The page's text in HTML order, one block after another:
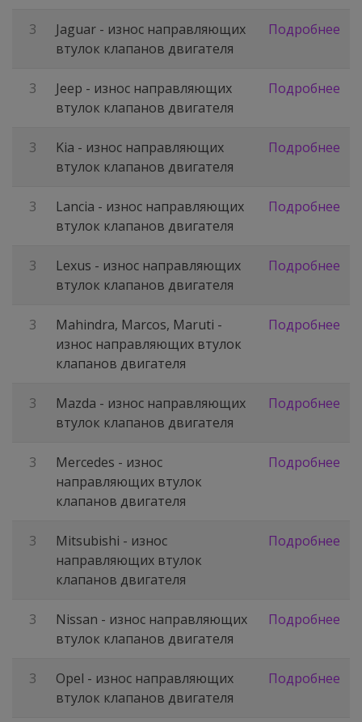
3
Jaguar - износ направляющих
втулок клапанов двигателя
Подробнее
3
Jeep - износ направляющих
втулок клапанов двигателя
Подробнее
3
Kia - износ направляющих
втулок клапанов двигателя
Подробнее
3
Lancia - износ направляющих
втулок клапанов двигателя
Подробнее
3
Lexus - износ направляющих
втулок клапанов двигателя
Подробнее
3
Mahindra, Marcos, Maruti -
износ направляющих втулок
клапанов двигателя
Подробнее
3
Mazda - износ направляющих
втулок клапанов двигателя
Подробнее
3
Mercedes - износ
направляющих втулок
клапанов двигателя
Подробнее
3
Mitsubishi - износ
направляющих втулок
клапанов двигателя
Подробнее
3
Nissan - износ направляющих
втулок клапанов двигателя
Подробнее
3
Opel - износ направляющих
втулок клапанов двигателя
Подробнее